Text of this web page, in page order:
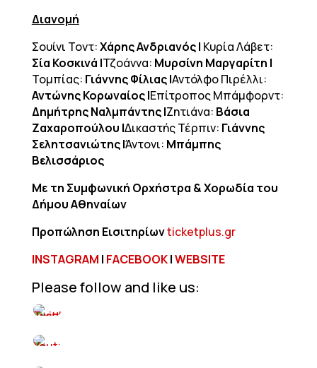
Διανομή
Σουίνι Τοντ:Χάρης Ανδριανός | Κυρία Λάβετ:
Σία Κοσκινά |Τζοάννα: Μυρσίνη Μαργαρίτη |
Τομπίας: Γιάννης Φίλιας |Αντόλφο Πιρέλλι:
Αντώνης Κορωναίος |Επίτροπος Μπάμφορντ:
Δημήτρης Ναλμπάντης |Ζητιάνα: Βάσια
Ζαχαροπούλου |Δικαστής Τέρπιν: Γιάννης
Σελητσανιώτης |Άντονι: Μπάμπης
Βελισσάριος
Με τη Συμφωνική Ορχήστρα & Χορωδία του
Δήμου Αθηναίων
Προπώληση Εισιτηρίωνticketplus.gr
INSTAGRAM | FACEBOOK|WEBSITE
Please follow and like us: